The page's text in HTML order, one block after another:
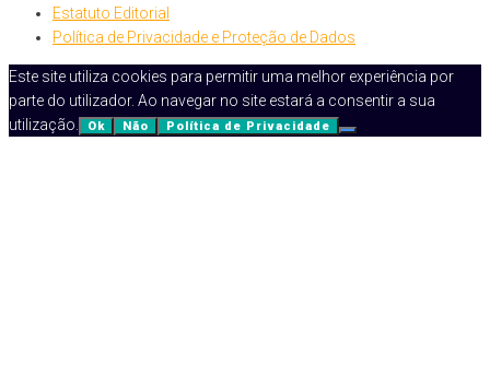
Estatuto Editorial
Política de Privacidade e Proteção de Dados
Este site utiliza cookies para permitir uma melhor experiência por
parte do utilizador. Ao navegar no site estará a consentir a sua
utilização.
Ok Não Política de Privacidade